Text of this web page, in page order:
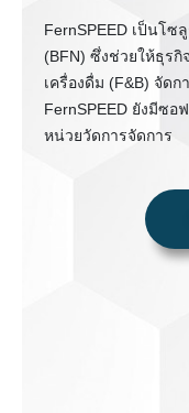
FernSPEED เป็นโ
(BFN) ซึ่งช่วยให้ธุร
เครื่องดื่ม (F&B) จัด
FernSPEED ยังมีซ
หน่วยวัดการจัดการ